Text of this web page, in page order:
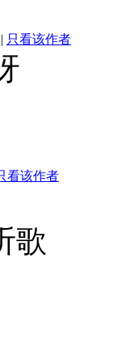
| 只看该作者
看该作者
歌